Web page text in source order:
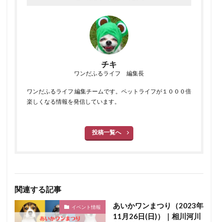
チキ
ワンだふるライフ 編集長
ワンだふるライフ 編集チームです。ペットライフが１０００倍
楽しくなる情報を発信しています。
投稿一覧へ
関連する記事
イベント情報
あいかワンまつり（2023年
11月26日(日)）｜相川河川